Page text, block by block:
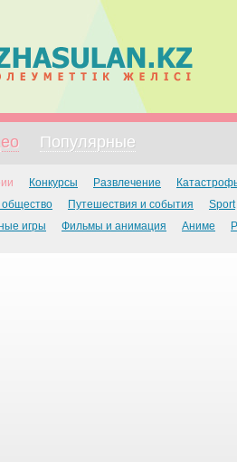
Популярные
Конкурсы Развлечение
общество
Путешествия и события
Sport
игры
Фильмы и анимация Аниме